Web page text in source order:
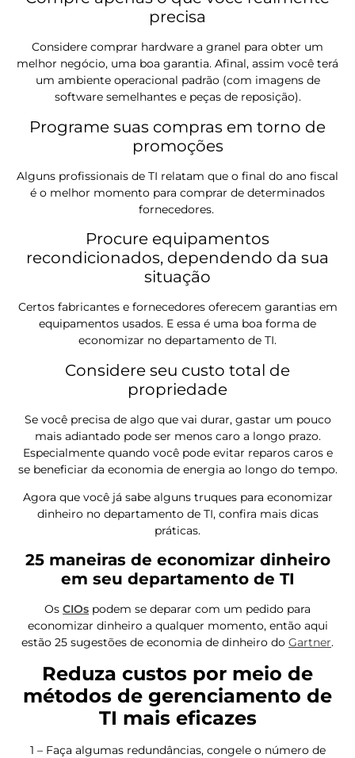
precisa
Considere comprar hardware a granel para obter um
melhor negócio, uma boa garantia. Afinal, assim você terá
um ambiente operacional padrão (com imagens de
software semelhantes e peças de reposição).
Programe suas compras em torno de
promoções
Alguns profissionais de TI relatam que o final do ano fiscal
é o melhor momento para comprar de determinados
fornecedores.
Procure equipamentos
recondicionados, dependendo da sua
situação
Certos fabricantes e fornecedores oferecem garantias em
equipamentos usados. E essa é uma boa forma de
economizar no departamento de TI.
Considere seu custo total de
propriedade
Se você precisa de algo que vai durar, gastar um pouco
mais adiantado pode ser menos caro a longo prazo.
Especialmente quando você pode evitar reparos caros e
se beneficiar da economia de energia ao longo do tempo.
Agora que você já sabe alguns truques para economizar
dinheiro no departamento de TI, confira mais dicas
práticas.
25 maneiras de economizar dinheiro
em seu departamento de TI
Os CIOs podem se deparar com um pedido para
economizar dinheiro a qualquer momento, então aqui
estão 25 sugestões de economia de dinheiro do Gartner.
Reduza custos por meio de
métodos de gerenciamento de
TI mais eficazes
1 – Faça algumas redundâncias, congele o número de